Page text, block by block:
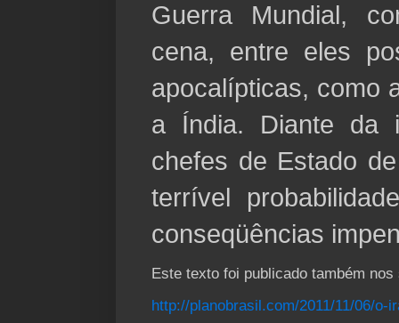
Guerra Mundial,
cena, entre eles
apocalípticas, como
a Índia. Diante da
chefes de Estado
terrível
conseqüências
Este texto foi publicado também
http://planobrasil.com/2011/11/06/o-